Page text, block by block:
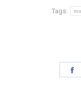
Tags: